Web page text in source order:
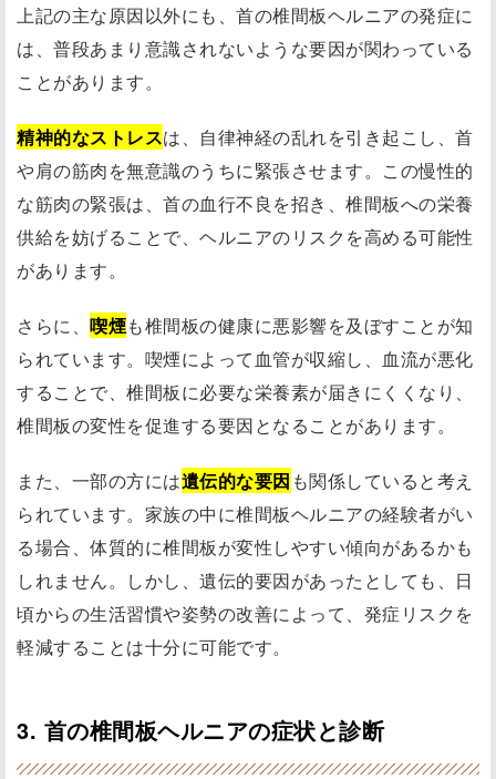
上記の主な原因以外にも、首の椎間板ヘルニアの発症に
は、普段あまり意識されないような要因が関わっている
ことがあります。
精神的なストレスは、自律神経の乱れを引き起こし、首
や肩の筋肉を無意識のうちに緊張させます。この慢性的
な筋肉の緊張は、首の血行不良を招き、椎間板への栄養
供給を妨げることで、ヘルニアのリスクを高める可能性
があります。
さらに、 喫煙も椎間板の健康に悪影響を及ぼすことが知
られています。喫煙によって血管が収縮し、血流が悪化
することで、椎間板に必要な栄養素が届きにくくなり、
椎間板の変性を促進する要因となることがあります。
また、一部の方には遺伝的な要因 も関係していると考え
られています。家族の中に椎間板ヘルニアの経験者がい
る場合、体質的に椎間板が変性しやすい傾向があるかも
しれません。しかし、遺伝的要因があったとしても、日
頃からの生活習慣や姿勢の改善によって、発症リスクを
軽減することは十分に可能です。
3. 首の椎間板ヘルニアの症状と診断